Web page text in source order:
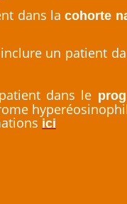
dans lacohorte
un patient
dans le
ici